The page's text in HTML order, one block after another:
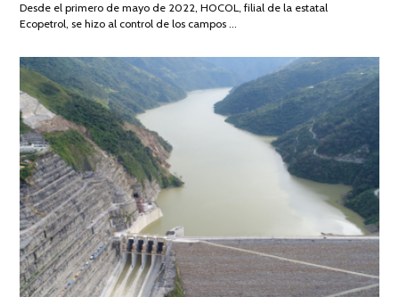
2026
Desde el primero de mayo de 2022, HOCOL, filial de la estatal
Ecopetrol, se hizo al control de los campos …